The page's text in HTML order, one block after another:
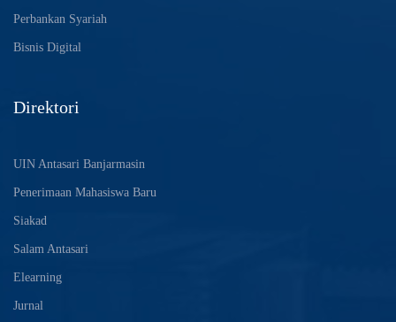
Perbankan Syariah
Bisnis Digital
Direktori
UIN Antasari Banjarmasin
Penerimaan Mahasiswa Baru
Siakad
Salam Antasari
Elearning
Jurnal